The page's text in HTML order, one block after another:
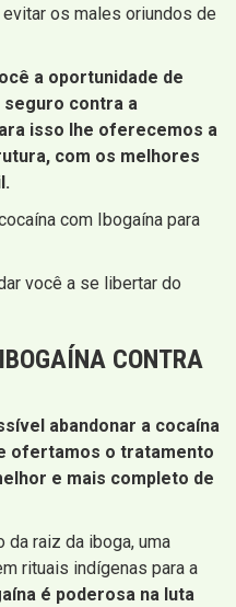
os males oriundos de
a oportunidade de
contra a
isso lhe oferecemos a
com os melhores
com Ibogaína para
você a se libertar do
CONTRA
abandonar a cocaína
ofertamos o tratamento
e mais completo de
da raiz da iboga, uma
rituais indígenas para a
é poderosa na luta